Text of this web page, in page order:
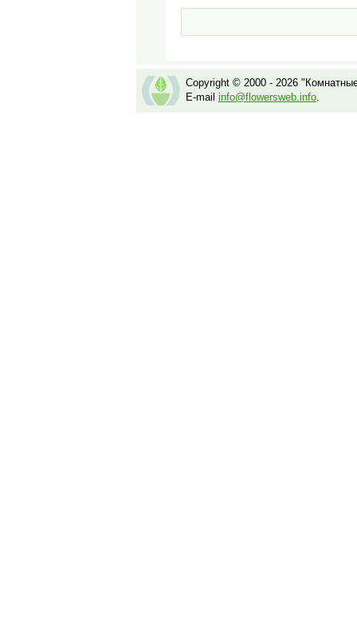
Copyright © 2000 - 2026
E-mail info@flowersweb.info.